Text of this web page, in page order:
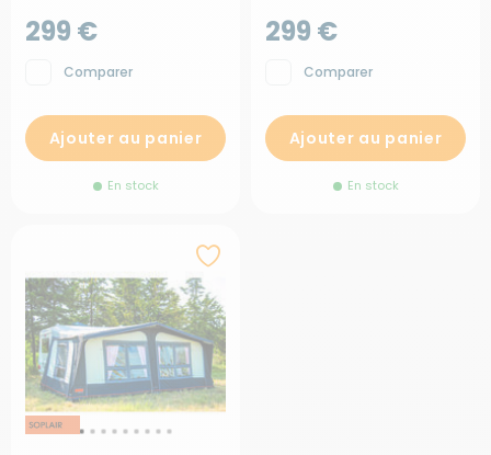
299 €
Comparer
Ajouter au panier
En stock
299 €
Comparer
Ajouter au panier
En stock